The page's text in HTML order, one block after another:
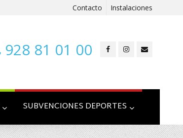
Contacto Instalaciones
928 81 01 00
SUBVENCIONES DEPORTES